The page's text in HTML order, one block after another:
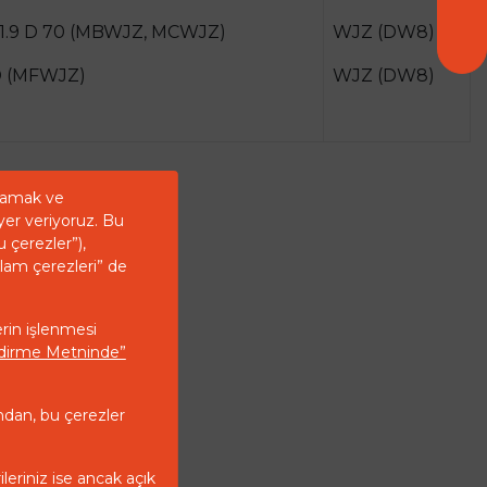
D 70 (MBWJZ, MCWJZ) WJZ (DW8)
(MFWJZ) WJZ (DW8)
ve
veriyoruz. Bu
çerezler”),
çerezleri” de
işlenmesi
Metninde”
bu çerezler
ise ancak açık